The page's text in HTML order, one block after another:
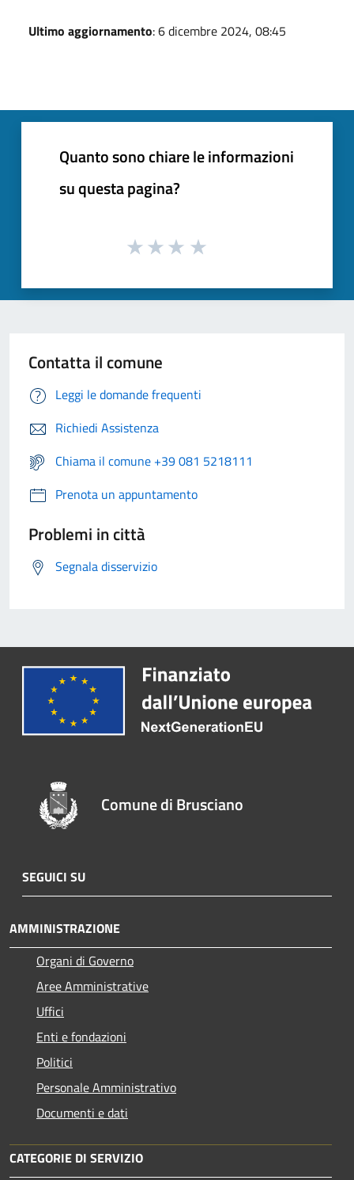
Ultimo aggiornamento: 6 dicembre 2024, 08:45
Quanto sono chiare le informazioni
su questa pagina?
Contatta il comune
Leggi le domande frequenti
Richiedi Assistenza
Chiama il comune +39 081 5218111
Prenota un appuntamento
Problemi in città
Segnala disservizio
Comune di Brusciano
SEGUICI SU
AMMINISTRAZIONE
Organi di Governo
Aree Amministrative
Uffici
Enti e fondazioni
Politici
Personale Amministrativo
Documenti e dati
CATEGORIE DI SERVIZIO